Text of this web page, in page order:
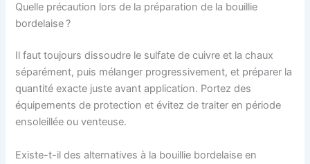
Quelle précaution lors de la préparation de la bouillie
bordelaise ?
Il faut toujours dissoudre le sulfate de cuivre et la chaux
séparément, puis mélanger progressivement, et préparer la
quantité exacte juste avant application. Portez des
équipements de protection et évitez de traiter en période
ensoleillée ou venteuse.
Existe-t-il des alternatives à la bouillie bordelaise en